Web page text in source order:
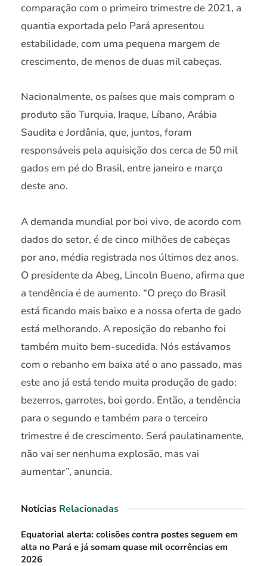
comparação com o primeiro trimestre de 2021, a
quantia exportada pelo Pará apresentou
estabilidade, com uma pequena margem de
crescimento, de menos de duas mil cabeças.
Nacionalmente, os países que mais compram o
produto são Turquia, Iraque, Líbano, Arábia
Saudita e Jordânia, que, juntos, foram
responsáveis pela aquisição dos cerca de 50 mil
gados em pé do Brasil, entre janeiro e março
deste ano.
A demanda mundial por boi vivo, de acordo com
dados do setor, é de cinco milhões de cabeças
por ano, média registrada nos últimos dez anos.
O presidente da Abeg, Lincoln Bueno, afirma que
a tendência é de aumento. “O preço do Brasil
está ficando mais baixo e a nossa oferta de gado
está melhorando. A reposição do rebanho foi
também muito bem-sucedida. Nós estávamos
com o rebanho em baixa até o ano passado, mas
este ano já está tendo muita produção de gado:
bezerros, garrotes, boi gordo. Então, a tendência
para o segundo e também para o terceiro
trimestre é de crescimento. Será paulatinamente,
não vai ser nenhuma explosão, mas vai
aumentar”, anuncia.
Notícias Relacionadas
Equatorial alerta: colisões contra postes seguem em
alta no Pará e já somam quase mil ocorrências em
2026